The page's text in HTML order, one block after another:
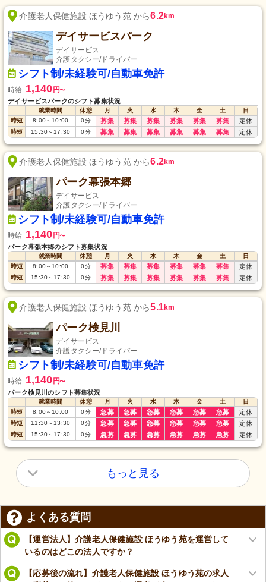
介護老人保健施設 ほうゆう苑 から6.2km
デイサービスパーク
デイサービス
介護タクシー/ドライバー
シフト制/未経験可/自動車免許
時給 1,140 円〜
デイサービスパークのシフト募集状況
就業時間 休憩 月 火 水 木 金 土
日
時短
8:00～10:00 0分 募集 募集 募集 募集 募集 募集 定休
時短 15:30～17:30 0分 募集 募集 募集 募集 募集 募集 定休
介護老人保健施設 ほうゆう苑 から6.2km
パーク幕張本郷
デイサービス
介護タクシー/ドライバー
シフト制/未経験可/自動車免許
時給 1,140 円〜
パーク幕張本郷のシフト募集状況
就業時間 休憩 月 火 水 木 金 土
日
時短
8:00～10:00 0分 募集 募集 募集 募集 募集 募集 定休
時短 15:30～17:30 0分 募集 募集 募集 募集 募集 募集 定休
介護老人保健施設 ほうゆう苑 から5.1km
パーク検見川
デイサービス
介護タクシー/ドライバー
シフト制/未経験可/自動車免許
時給 1,140 円〜
パーク検見川のシフト募集状況
就業時間 休憩 月 火 水 木 金 土
日
時短
8:00～10:00 0分 急募 急募 急募 急募 急募 急募 定休
時短 11:30～13:30 0分 急募 急募 急募 急募 急募 急募 定休
時短 15:30～17:30 0分 急募 急募 急募 急募 急募 急募 定休
もっと見る
よくある質問
【運営法人】介護老人保健施設 ほうゆう苑を運営して
いるのはどこの法人ですか？
【応募後の流れ】介護老人保健施設 ほうゆう苑の求人